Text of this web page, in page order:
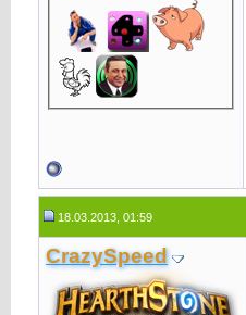
18.03.2013, 01:59
CrаzySpeed